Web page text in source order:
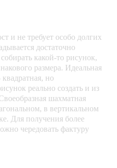
и не требует особо долгих
достаточно
какой-то рисунок,
размера. Идеальная
но
реально создать и из
шахматная
в вертикальном
Для получения более
чередовать фактуру